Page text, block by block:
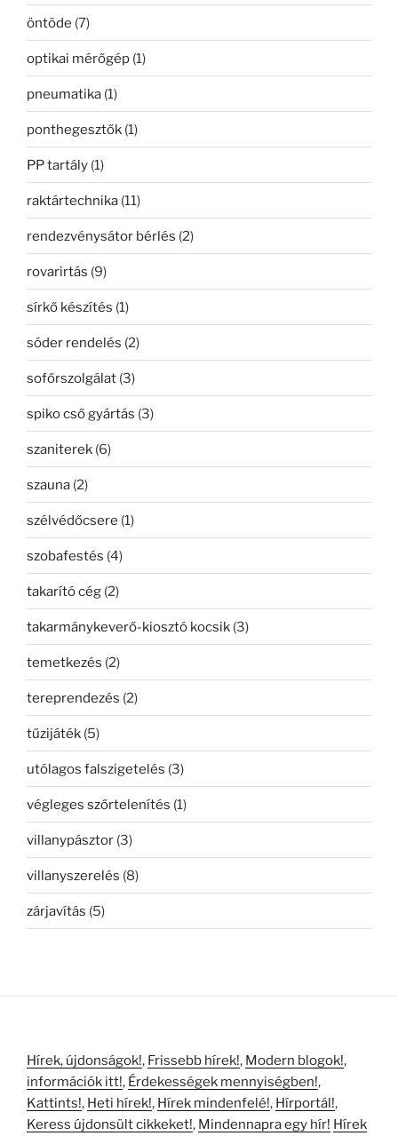
öntöde (7)
optikai mérőgép (1)
pneumatika (1)
ponthegesztők (1)
PP tartály (1)
raktártechnika (11)
rendezvénysátor bérlés (2)
rovarirtás (9)
sírkő készítés (1)
sóder rendelés (2)
sofőrszolgálat (3)
spiko cső gyártás (3)
szaniterek (6)
szauna (2)
szélvédőcsere (1)
szobafestés (4)
takarító cég (2)
takarmánykeverő-kiosztó kocsik (3)
temetkezés (2)
tereprendezés (2)
tűzijáték (5)
utólagos falszigetelés (3)
végleges szőrtelenítés (1)
villanypásztor (3)
villanyszerelés (8)
zárjavítás (5)
Hírek, újdonságok!, Frissebb hírek!, Modern blogok!,
információk itt!, Érdekességek mennyiségben!,
Kattints!, Heti hírek!, Hírek mindenfelé!, Hírportál!,
Keress újdonsült cikkeket!, Mindennapra egy hír! Hírek